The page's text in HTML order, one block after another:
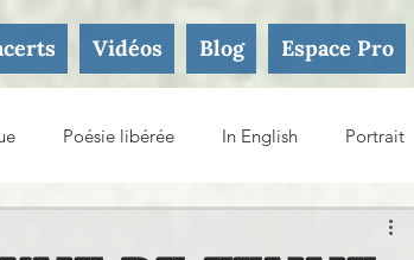
Vidéos Blog Espace Pro
Poésie libérée In English Portrait